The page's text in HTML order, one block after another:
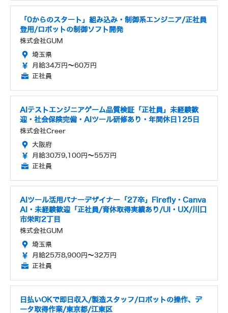
「0からのスタート」組み込み・制御系エンジニア/正社員
登用/ロボットの制御ソフト開発
株式会社GUM
埼玉県
月給34万円～60万円
正社員
AIテストエンジニアゲーム品質検証「正社員」未経験歓
迎・社会保険完備・AIツール研修あり・年間休日125日
株式会社Creer
大阪府
月給30万9,100円～55万円
正社員
AIツール活用バナーデザイナー「27卒」Firefly・Canva
AI・未経験歓迎「正社員/育休取得実績あり/UI・UX/川口
市栄町2丁目
株式会社GUM
埼玉県
月給25万8,900円～32万円
正社員
日払いOKで即日収入/製造スタッフ/ロボットの操作、デ
ータ取得作業/東京都/江東区